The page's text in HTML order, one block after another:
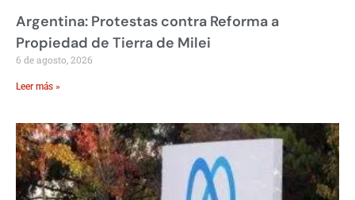
Argentina: Protestas contra Reforma a
Propiedad de Tierra de Milei
6 de agosto, 2026
Leer más »